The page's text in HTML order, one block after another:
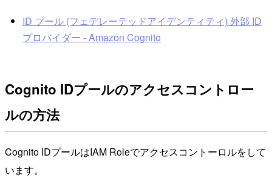
ID プール (フェデレーテッドアイデンティティ) 外部 ID
プロバイダー - Amazon Cognito
Cognito IDプールのアクセスコントロー
ルの方法
Cognito IDプールはIAM Roleでアクセスコントーロルをして
います。